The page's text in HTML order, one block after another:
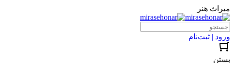
میراث هنر
ورود | ثبت‌نام
بستن